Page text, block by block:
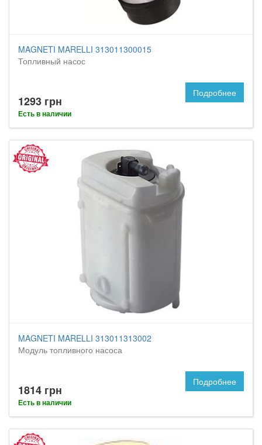
MAGNETI MARELLI 313011300015
Топливный насос
1293 грн
Есть в наличии
Подробнее
MAGNETI MARELLI 313011313002
Модуль топливного насоса
1814 грн
Есть в наличии
Подробнее